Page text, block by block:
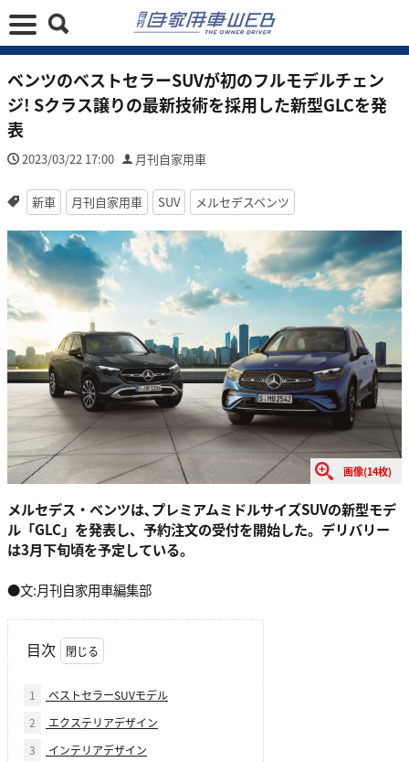
ベンツのベストセラーSUVが初のフルモデルチェン
ジ! Sクラス譲りの最新技術を採用した新型GLCを発
表
2023/03/22 17:00 月刊自家用車
新車 月刊自家用車 SUV メルセデスベンツ
画像(14枚)
メルセデス・ベンツは､プレミアムミドルサイズSUVの新型モデ
ル「GLC」を発表し、予約注文の受付を開始した。デリバリー
は3月下旬頃を予定している。
●文:月刊自家用車編集部
目次
1
ベストセラーSUVモデル
2
エクステリアデザイン
3
インテリアデザイン